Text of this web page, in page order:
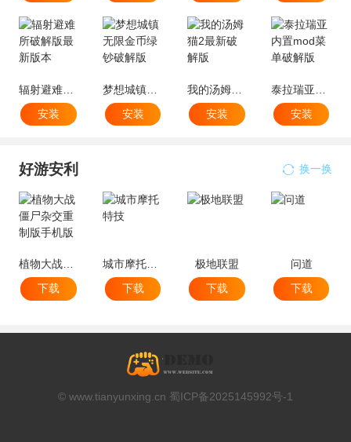
辐射避难所破解版最新版本
安装
安装
我的汤姆猫2最新破解版
安装
安装
好游安利 换一换
植物大战僵尸杂交重制版手机版
下载
城市摩托特技
下载
极地联盟
下载
问道
下载
© www.tianyunxing.cn 蜀ICP备2025145992号-1